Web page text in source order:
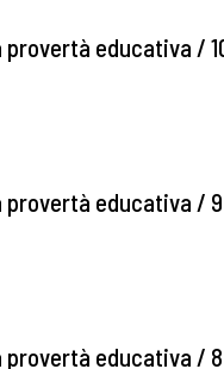
educativa /
provertà educativa / 9
provertà educativa / 8